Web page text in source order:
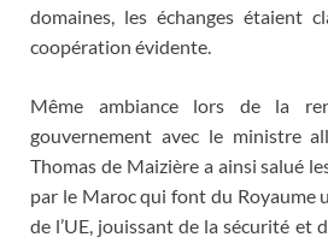
domaines, les échanges étaient
coopération évidente.
Même ambiance lors de la
gouvernement avec le ministre
Thomas de Maizière a ainsi salué
par le Maroc qui font du Royaume
de l’UE, jouissant de la sécurité et